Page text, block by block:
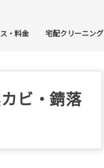
・料金 宅配クリーニング
ビ・錆落